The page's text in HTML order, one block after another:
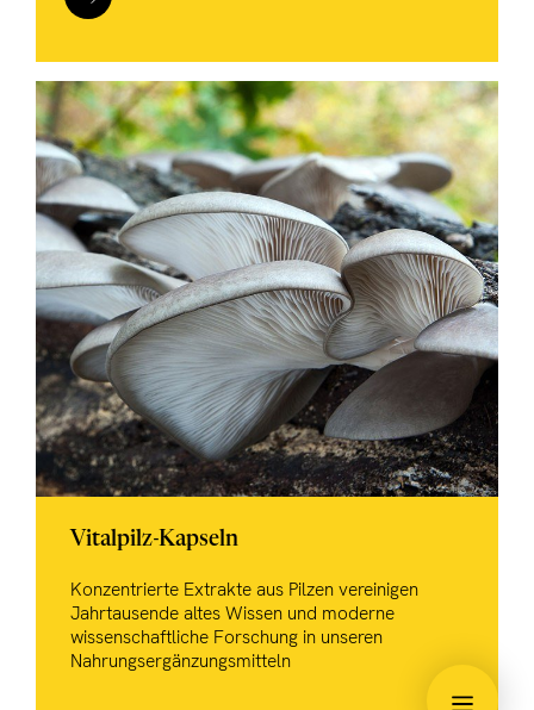
Vitalpilz-Kapseln
Konzentrierte Extrakte aus Pilzen vereinigen
Jahrtausende altes Wissen und moderne
wissenschaftliche Forschung in unseren
Nahrungsergänzungsmitteln